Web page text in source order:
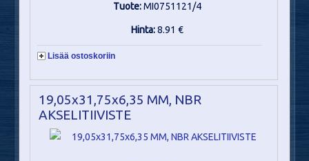
Tuote:MI0751121/4
Hinta:8.91 €
Lisää ostoskoriin
19,05x31,75x6,35 MM, NBR
AKSELITIIVISTE